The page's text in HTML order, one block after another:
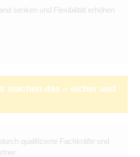
senken und Flexibilität erhöhen
machen das – sicher und
qualifizierte Fachkräfte und